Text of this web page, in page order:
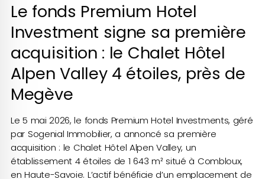
Le fonds Premium Hotel
Investment signe sa première
acquisition : le Chalet Hôtel
Alpen Valley 4 étoiles, près de
Megève
Le 5 mai 2026, le fonds Premium Hotel Investments, géré
par Sogenial Immobilier, a annoncé sa première
acquisition : le Chalet Hôtel Alpen Valley, un
établissement 4 étoiles de 1 643 m² situé à Combloux,
en Haute-Savoie. L’actif bénéficie d’un emplacement de